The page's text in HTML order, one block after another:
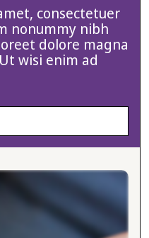
consectetuer
nonummy nibh
dolore magna
wisi enim ad